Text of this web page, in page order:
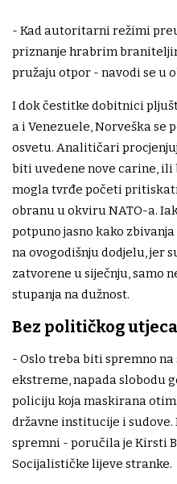
- Kad autoritarni režimi
priznanje hrabrim
pružaju otpor - navodi se u
I dok čestitke dobitnici
a i Venezuele, Norveška se
osvetu. Analitičari
biti uvedene nove carine,
mogla tvrđe početi pritiskati
obranu u okviru NATO-a.
potpuno jasno kako
na ovogodišnju dodjelu, jer
zatvorene u siječnju, samo
stupanja na dužnost.
Bez političkog
- Oslo treba biti spremno na
ekstreme, napada slobodu
policiju koja maskirana
državne institucije i
spremni - poručila je Kirsti
Socijalističke lijeve stranke.